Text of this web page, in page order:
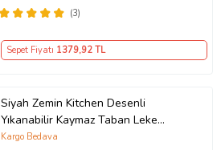
(3)
Sepet Fiyatı 1379,92 TL
Siyah Zemin Kitchen Desenli
Yıkanabilir Kaymaz Taban Leke
Tutmaz Modern Mutfak Halısı
Kargo Bedava